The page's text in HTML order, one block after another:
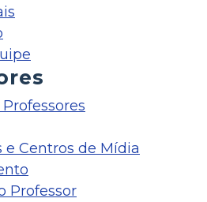
e Centros de Mídia
Professor